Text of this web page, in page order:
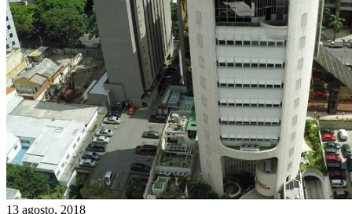
13 agosto, 2018